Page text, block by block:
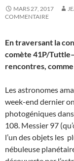
MARS 27, 2017
COMMENTAIRE
En traversant la
comète 41P/
rencontres,
Les astronomes
week-end dernier
photogéniques
108. Messier 97
l’un des objets les
nébuleuse